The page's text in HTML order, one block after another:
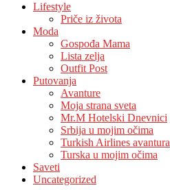
Lifestyle
Priče iz života
Moda
Gospođa Mama
Lista zelja
Outfit Post
Putovanja
Avanture
Moja strana sveta
Mr.M Hotelski Dnevnici
Srbija u mojim očima
Turkish Airlines avantura
Turska u mojim očima
Saveti
Uncategorized